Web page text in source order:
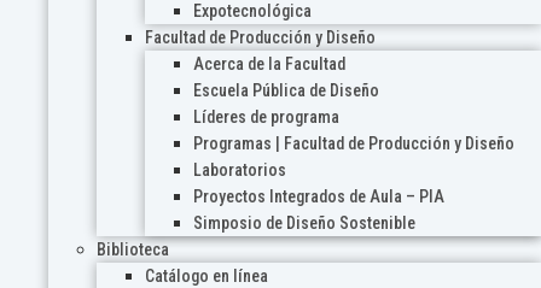
Expotecnológica
Facultad de Producción y Diseño
Acerca de la Facultad
Escuela Pública de Diseño
Líderes de programa
Programas | Facultad de Producción y Diseño
Laboratorios
Proyectos Integrados de Aula – PIA
Simposio de Diseño Sostenible
Biblioteca
Catálogo en línea